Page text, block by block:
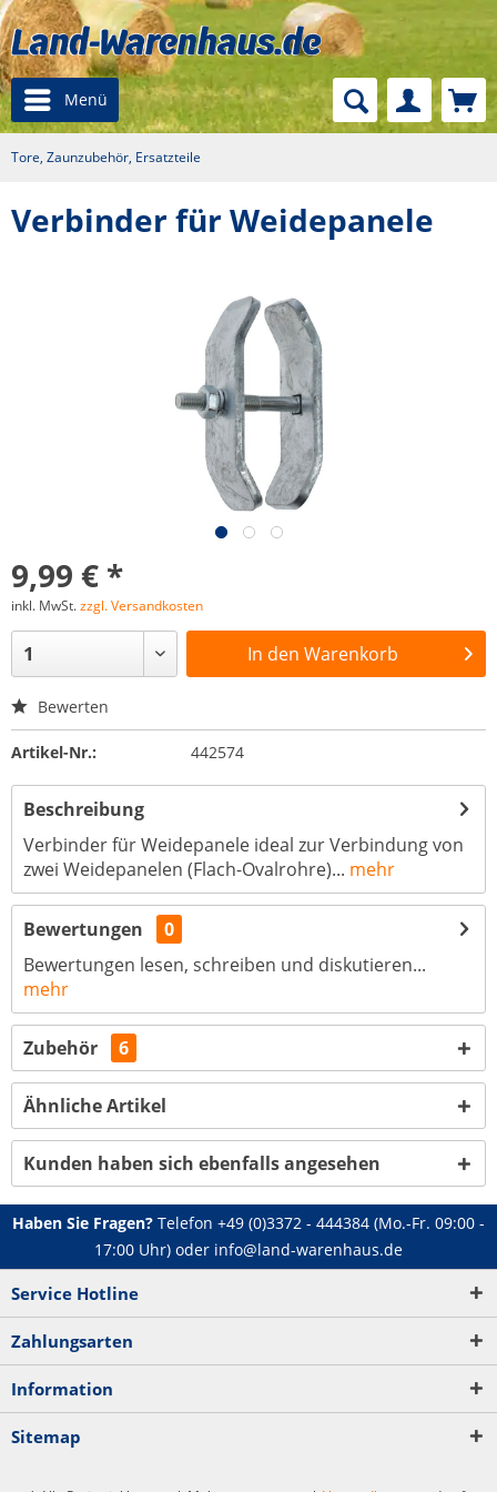
Menü
Tore, Zaunzubehör, Ersatzteile
Verbinder für Weidepanele
9,99 € *
inkl. MwSt.zzgl. Versandkosten
In den Warenkorb
Bewerten
Artikel-Nr.: 442574
Beschreibung
Verbinder für Weidepanele ideal zur Verbindung von
zwei Weidepanelen (Flach-Ovalrohre)... mehr
Bewertungen
0
Bewertungen lesen, schreiben und diskutieren...
mehr
Zubehör 6
Ähnliche Artikel
Kunden haben sich ebenfalls angesehen
Haben Sie Fragen? Telefon +49 (0)3372 - 444384 (Mo.-Fr. 09:00 -
17:00 Uhr) oder info@land-warenhaus.de
Service Hotline
Zahlungsarten
Information
Sitemap